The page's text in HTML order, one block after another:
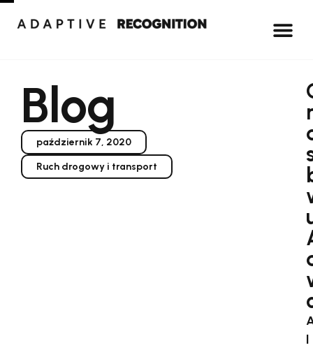
Blog
październik 7, 2020
Ruch drogowy i transport
l